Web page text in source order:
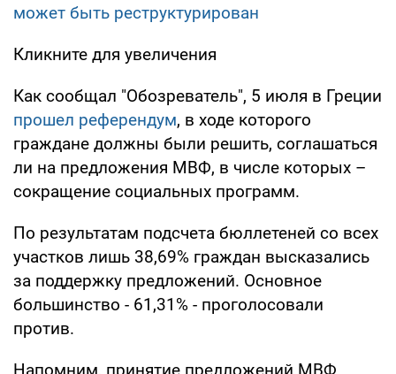
может быть реструктурирован
Кликните для увеличения
Как сообщал "Обозреватель", 5 июля в Греции
прошел референдум, в ходе которого
граждане должны были решить, соглашаться
ли на предложения МВФ, в числе которых –
сокращение социальных программ.
По результатам подсчета бюллетеней со всех
участков лишь 38,69% граждан высказались
за поддержку предложений. Основное
большинство - 61,31% - проголосовали
против.
Напомним, принятие предложений МВФ